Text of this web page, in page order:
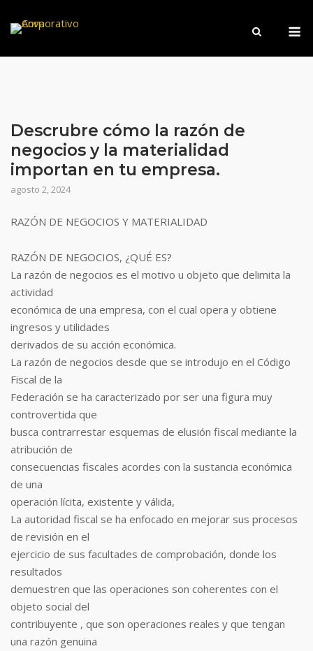
Descrubre cómo la razón de
negocios y la materialidad
importan en tu empresa.
agosto 2, 2024
RAZÓN DE NEGOCIOS Y MATERIALIDAD
RAZÓN DE NEGOCIOS, ¿QUÉ ES?
La razón de negocios es el motivo u objeto que delimita la
actividad
económica de una empresa, con el cual opera y obtiene
ingresos y utilidades
derivados de su acción económica.
La razón de negocios desde que se introdujo en el Código
Fiscal de la
Federación se ha caracterizado por ser una figura muy
controvertida que
busca contrarrestar esquemas de elusión fiscal mediante la
atribución de
consecuencias fiscales acordes con la sustancia económica
de una
operación lícita, existente y válida,
La autoridad fiscal se ha enfocado en mejorar sus procesos
de revisión en el
ejercicio de sus facultades de comprobación, donde los
resultados
demuestren que las operaciones son coherentes con el
objeto social del
contribuyente , que son operaciones reales y que tengan
una razón genuina